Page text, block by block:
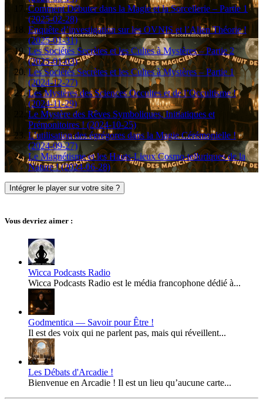
Comment Débuter dans la Magie et la Sorcellerie – Partie 1
(2025-02-28)
Enquête d’investigation sur les OVNIS et l’Alien Théorie !
(2025-01-31)
Les Sociétés Secrètes et les Cultes à Mystères – Partie 2
(2025-01-03)
Les Sociétés Secrètes et les Cultes à Mystères – Partie 1
(2024-12-27)
Les Mystères des Sciences Occultes et de l’Occultisme !
(2024-11-29)
Le Mystère des Rêves Symboliques, Initiatiques et
Prémonitoires ! (2024-10-25)
L’utilisation des égrégores dans la Magie Cérémonielle !
(2024-09-27)
Le Magnétisme et les Hauts-Lieux Cosmo-telluriques de la
Nature ! (2024-06-28)
Intégrer le player sur votre site ?
Vous devriez aimer :
Wicca Podcasts Radio
Wicca Podcasts Radio est le média francophone dédié à...
Godmentica — Savoir pour Être !
Il est des voix qui ne parlent pas, mais qui réveillent...
Les Débats d'Arcadie !
Bienvenue en Arcadie ! Il est un lieu qu’aucune carte...